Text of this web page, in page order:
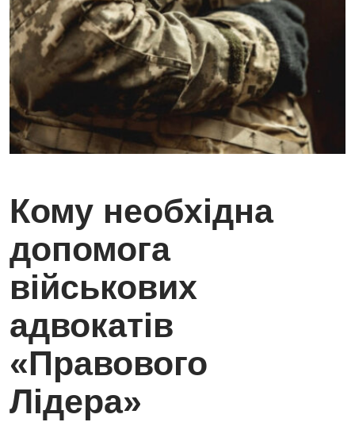
Кому необхідна
допомога
військових
адвокатів
«Правового
Лідера»